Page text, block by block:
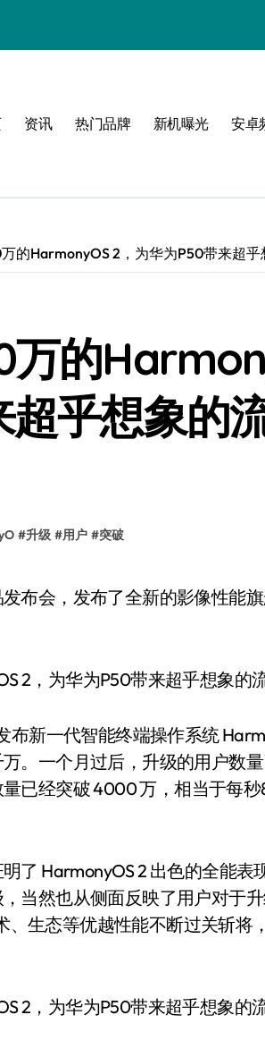
可能
峰
资讯 热门品牌 新机曝光 安卓
的HarmonyOS 2，为华为P50带来超
万的
乎想象的
#升级 #用户 #突破
新一代智能终端操作系统
。一个月过后，升级的用户数
已经突破 4000 万，相当于每秒
了 HarmonyOS 2 出色的全能表
当然也从侧面反映了用户对于
生态等优越性能不断过关斩将